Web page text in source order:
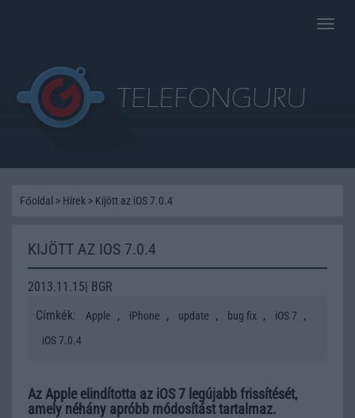
Toggle
Főoldal > Hírek > Kijött az iOS 7.0.4
KIJÖTT AZ IOS 7.0.4
2013.11.15| BGR
Címkék:
Apple , iPhone , update , bug fix , iOS 7 ,
iOS 7.0.4
Az Apple elindította az iOS 7 legújabb frissítését,
amely néhány apróbb módosítást tartalmaz.